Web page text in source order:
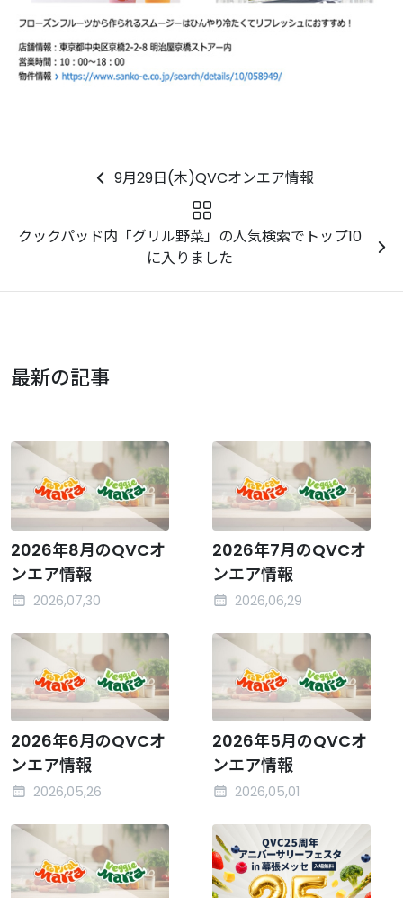
9月29日(木)QVCオンエア情報
クックパッド内「グリル野菜」の人気検索でトップ10
に入りました
最新の記事
2026年8月のQVCオ
ンエア情報
2026,07,30
2026年7月のQVCオ
ンエア情報
2026,06,29
2026年6月のQVCオ
ンエア情報
2026,05,26
2026年5月のQVCオ
ンエア情報
2026,05,01